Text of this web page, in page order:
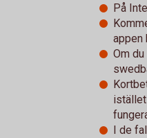
På
appen
Om
I de